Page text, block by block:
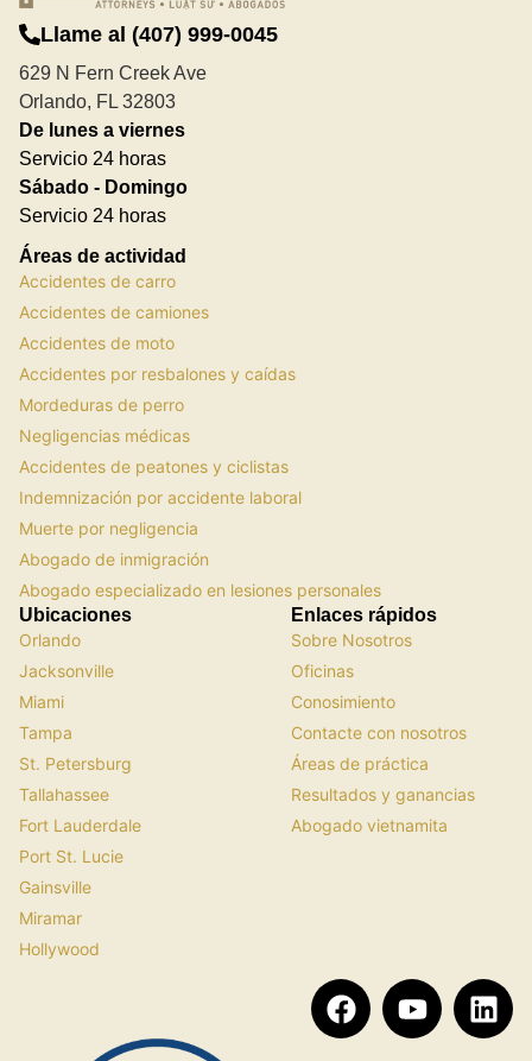
Llame al (407) 999-0045
629 N Fern Creek Ave
Orlando, FL 32803
De lunes a viernes
Servicio 24 horas
Sábado - Domingo
Servicio 24 horas
Áreas de actividad
Accidentes de carro
Accidentes de camiones
Accidentes de moto
Accidentes por resbalones y caídas
Mordeduras de perro
Negligencias médicas
Accidentes de peatones y ciclistas
Indemnización por accidente laboral
Muerte por negligencia
Abogado de inmigración
Abogado especializado en lesiones personales
Ubicaciones
Orlando
Jacksonville
Miami
Tampa
St. Petersburg
Tallahassee
Fort Lauderdale
Port St. Lucie
Gainsville
Miramar
Hollywood
Enlaces rápidos
Sobre Nosotros
Oficinas
Conosimiento
Contacte con nosotros
Áreas de práctica
Resultados y ganancias
Abogado vietnamita